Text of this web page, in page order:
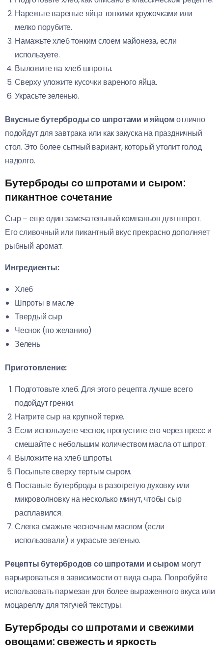
Нарежьте вареные яйца тонкими кружочками или
мелко порубите.
Намажьте хлеб тонким слоем майонеза, если
используете.
Выложите на хлеб шпроты.
Сверху уложите кусочки вареного яйца.
Украсьте зеленью.
Вкусные бутерброды со шпротами и яйцомотлично
подойдут для завтрака или как закуска на праздничный
стол. Это более сытный вариант, который утолит голод
надолго.
Бутерброды со шпротами и сыром:
пикантное сочетание
Сыр – еще один замечательный компаньон для шпрот.
Его сливочный или пикантный вкус прекрасно дополняет
рыбный аромат.
Ингредиенты:
Хлеб
Шпроты в масле
Твердый сыр
Чеснок (по желанию)
Зелень
Приготовление:
Подготовьте хлеб. Для этого рецепта лучше всего
подойдут гренки.
Натрите сыр на крупной терке.
Если используете чеснок, пропустите его через пресс и
смешайте с небольшим количеством масла от шпрот.
Выложите на хлеб шпроты.
Посыпьте сверху тертым сыром.
Поставьте бутерброды в разогретую духовку или
микроволновку на несколько минут, чтобы сыр
расплавился.
Слегка смажьте чесночным маслом (если
использовали) и украсьте зеленью.
Рецепты бутербродов со шпротами и сыром могут
варьироваться в зависимости от вида сыра. Попробуйте
использовать пармезан для более выраженного вкуса или
моцареллу для тягучей текстуры.
Бутерброды со шпротами и свежими
овощами: свежесть и яркость